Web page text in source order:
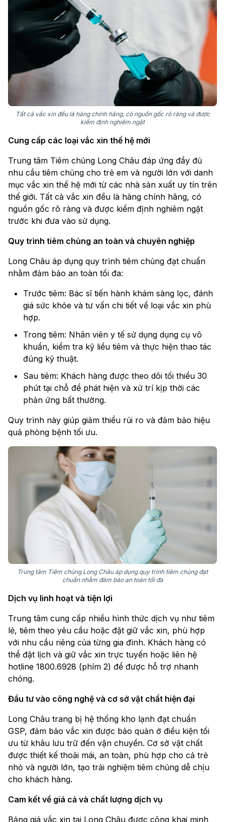
Tất cả vắc xin đều là hàng chính hãng, có nguồn gốc rõ ràng và được
kiểm định nghiêm ngặt
Cung cấp các loại vắc xin thế hệ mới
Trung tâm Tiêm chủng Long Châu đáp ứng đầy đủ
nhu cầu tiêm chủng cho trẻ em và người lớn với danh
mục vắc xin thế hệ mới từ các nhà sản xuất uy tín trên
thế giới. Tất cả vắc xin đều là hàng chính hãng, có
nguồn gốc rõ ràng và được kiểm định nghiêm ngặt
trước khi đưa vào sử dụng.
Quy trình tiêm chủng an toàn và chuyên nghiệp
Long Châu áp dụng quy trình tiêm chủng đạt chuẩn
nhằm đảm bảo an toàn tối đa:
Trước tiêm: Bác sĩ tiến hành khám sàng lọc, đánh
giá sức khỏe và tư vấn chi tiết về loại vắc xin phù
hợp.
Trong tiêm: Nhân viên y tế sử dụng dụng cụ vô
khuẩn, kiểm tra kỹ liều tiêm và thực hiện thao tác
đúng kỹ thuật.
Sau tiêm: Khách hàng được theo dõi tối thiểu 30
phút tại chỗ để phát hiện và xử trí kịp thời các
phản ứng bất thường.
Quy trình này giúp giảm thiểu rủi ro và đảm bảo hiệu
quả phòng bệnh tối ưu.
Trung tâm Tiêm chủng Long Châu áp dụng quy trình tiêm chủng đạt
chuẩn nhằm đảm bảo an toàn tối đa
Dịch vụ linh hoạt và tiện lợi
Trung tâm cung cấp nhiều hình thức dịch vụ như tiêm
lẻ, tiêm theo yêu cầu hoặc đặt giữ vắc xin, phù hợp
với nhu cầu riêng của từng gia đình. Khách hàng có
thể đặt lịch và giữ vắc xin trực tuyến hoặc liên hệ
hotline 1800.6928 (phím 2) để được hỗ trợ nhanh
chóng.
Đầu tư vào công nghệ và cơ sở vật chất hiện đại
Long Châu trang bị hệ thống kho lạnh đạt chuẩn
GSP, đảm bảo vắc xin được bảo quản ở điều kiện tối
ưu từ khâu lưu trữ đến vận chuyển. Cơ sở vật chất
được thiết kế thoải mái, an toàn, phù hợp cho cả trẻ
nhỏ và người lớn, tạo trải nghiệm tiêm chủng dễ chịu
cho khách hàng.
Cam kết về giá cả và chất lượng dịch vụ
Bảng giá vắc xin tại Long Châu được công khai minh